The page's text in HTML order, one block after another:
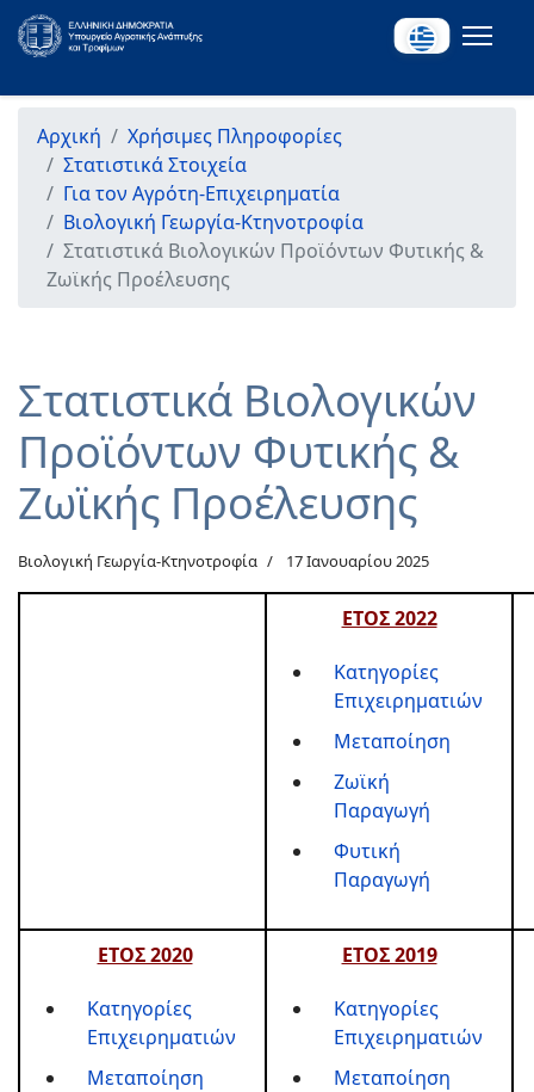
Αρχική
Χρήσιμες Πληροφορίες
Στατιστικά Στοιχεία
Για τον Αγρότη-Επιχειρηματία
Βιολογική Γεωργία-Κτηνοτροφία
Στατιστικά Βιολογικών Προϊόντων Φυτικής &
Ζωϊκής Προέλευσης
Στατιστικά Βιολογικών
Προϊόντων Φυτικής &
Ζωϊκής Προέλευσης
Βιολογική Γεωργία-Κτηνοτροφία 17 Ιανουαρίου 2025
ΕΤΟΣ 2022
Κατηγορίες
Επιχειρηματιών
Μεταποίηση
Ζωϊκή
Παραγωγή
Φυτική
Παραγωγή
ΕΤΟΣ 2020
Κατηγορίες
Επιχειρηματιών
Μεταποίηση
ΕΤΟΣ 2019
Κατηγορίες
Επιχειρηματιών
Μεταποίηση